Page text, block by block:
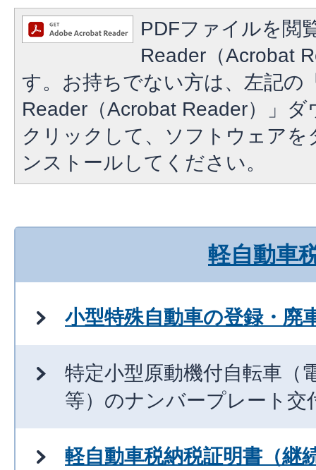
PDFファイルを閲
Reader（Acrobat
す。お持ちでない方は、左記の
Reader（Acrobat Reader）」
クリックして、ソフトウェア
ンストールしてください。
軽自動車
小型特殊自動車の登録・廃
特定小型原動機付自転車（
等）のナンバープレート交
軽自動車税納税証明書（継